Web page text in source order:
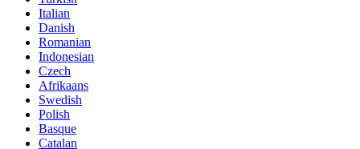
Italian
Danish
Romanian
Indonesian
Czech
Afrikaans
Swedish
Polish
Basque
Catalan